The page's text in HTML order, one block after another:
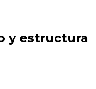
y estructura